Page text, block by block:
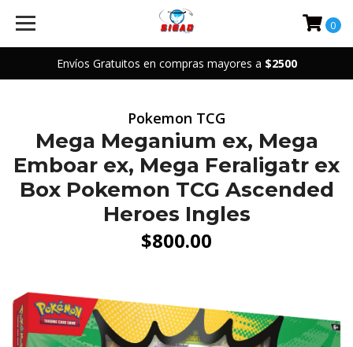
Envíos Gratuitos en compras mayores a $2500
0
Pokemon TCG
Mega Meganium ex, Mega
Emboar ex, Mega Feraligatr ex
Box Pokemon TCG Ascended
Heroes Ingles
$800.00